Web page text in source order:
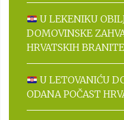
U LEKENIKU
DOMOVINSKE
HRVATSKIH
U LETOVANIĆU
ODANA POČAST